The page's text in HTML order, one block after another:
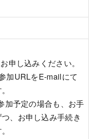
申し込みください。
加URLをE-mailにて
加予定の場合も、お手
、お申し込み手続き